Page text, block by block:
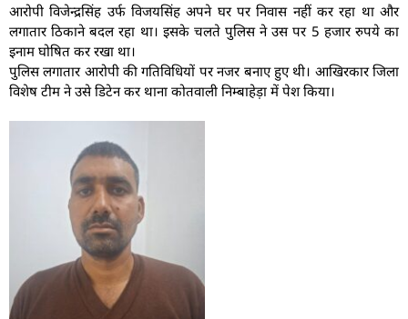
आरोपी विजेन्द्रसिंह उर्फ विजयसिंह अपने घर पर निवास नहीं कर रहा था और
लगातार ठिकाने बदल रहा था। इसके चलते पुलिस ने उस पर 5 हजार रुपये का
इनाम घोषित कर रखा था।
पुलिस लगातार आरोपी की गतिविधियों पर नजर बनाए हुए थी। आखिरकार जिला
विशेष टीम ने उसे डिटेन कर थाना कोतवाली निम्बाहेड़ा में पेश किया।